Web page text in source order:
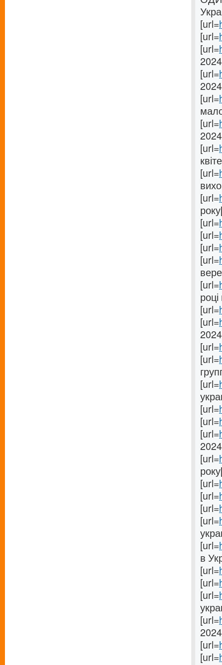
[url=
[url=
[url=
[url=
[url=
[url=
[url=
[url=
[url=
[url=
[url=
[url=
[url=
[url=
[url=
[url=
[url=
[url=
[url=
[url=
[url=
[url=
[url=
[url=
[url=
[url=
[url=
[url=
в
[url=
[url=
[url=
[url=
[url=
[url=